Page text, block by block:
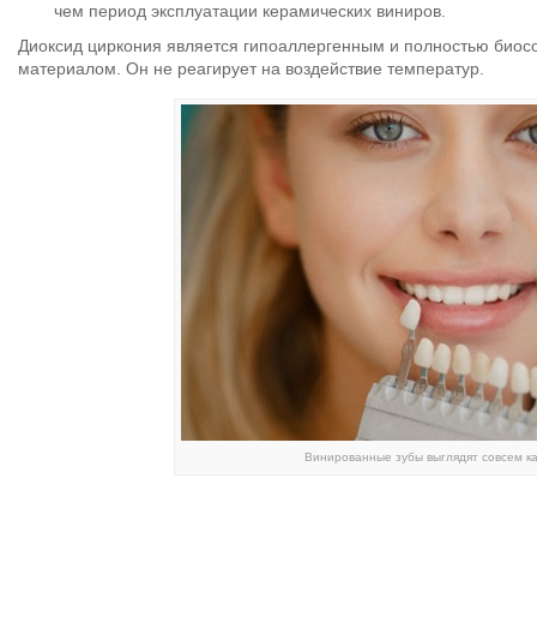
чем период эксплуатации керамических виниров.
Диоксид циркония является гипоаллергенным и полностью
материалом. Он не реагирует на воздействие температур.
Винированные зубы выглядят совсем